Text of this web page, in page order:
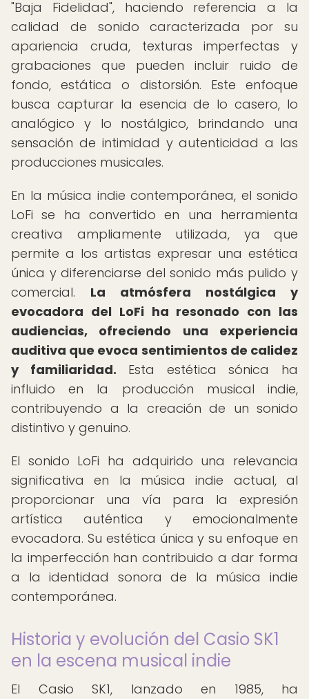
"Baja Fidelidad", haciendo referencia a la
calidad de sonido caracterizada por su
apariencia cruda, texturas imperfectas y
grabaciones que pueden incluir ruido de
fondo, estática o distorsión. Este enfoque
busca capturar la esencia de lo casero, lo
analógico y lo nostálgico, brindando una
sensación de intimidad y autenticidad a las
producciones musicales.
En la música indie contemporánea, el sonido
LoFi se ha convertido en una herramienta
creativa ampliamente utilizada, ya que
permite a los artistas expresar una estética
única y diferenciarse del sonido más pulido y
comercial. La atmósfera nostálgica y
evocadora del LoFi ha resonado con las
audiencias, ofreciendo una experiencia
auditiva que evoca sentimientos de calidez
y familiaridad. Esta estética sónica ha
influido en la producción musical indie,
contribuyendo a la creación de un sonido
distintivo y genuino.
El sonido LoFi ha adquirido una relevancia
significativa en la música indie actual, al
proporcionar una vía para la expresión
artística auténtica y emocionalmente
evocadora. Su estética única y su enfoque en
la imperfección han contribuido a dar forma
a la identidad sonora de la música indie
contemporánea.
Historia y evolución del Casio SK1
en la escena musical indie
El Casio SK1, lanzado en 1985, ha